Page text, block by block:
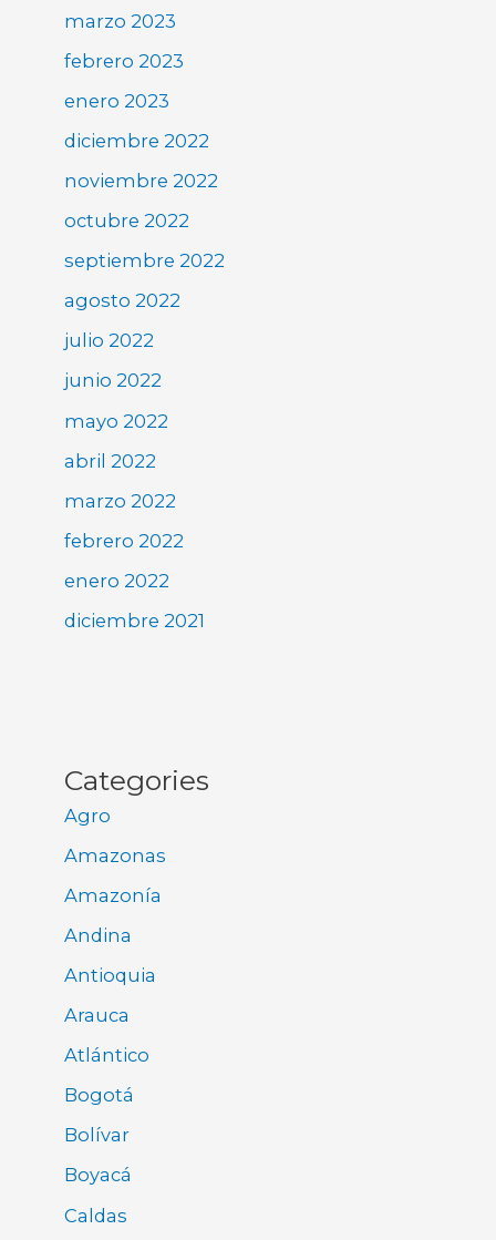
marzo 2023
febrero 2023
enero 2023
diciembre 2022
noviembre 2022
octubre 2022
septiembre 2022
agosto 2022
julio 2022
junio 2022
mayo 2022
abril 2022
marzo 2022
febrero 2022
enero 2022
diciembre 2021
Categories
Agro
Amazonas
Amazonía
Andina
Antioquia
Arauca
Atlántico
Bogotá
Bolívar
Boyacá
Caldas